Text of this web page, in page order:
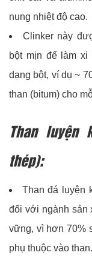
nung nhiệt độ cao.
Clinker này
bột mịn để làm
dạng bột, ví dụ ~
than (bitum) cho
Than luyện
thép):
Than đá luyện
đối với ngành sản
vững, vì hơn 70%
phụ thuộc vào than.